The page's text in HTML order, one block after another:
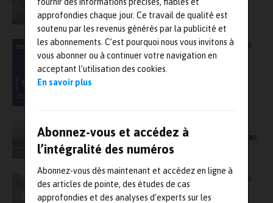
approfondies chaque jour. Ce travail de qualité est
soutenu par les revenus générés par la publicité et
les abonnements. C’est pourquoi nous vous invitons à
vous abonner ou à continuer votre navigation en
acceptant l’utilisation des cookies.
En savoir plus
Abonnez-vous et accédez à
l’intégralité des numéros
Abonnez-vous dès maintenant et accédez en ligne à
des articles de pointe, des études de cas
approfondies et des analyses d’experts sur les
Systus, le logiciel de simulation par éléments
finis développé par Framatome, s’ouvre à
toutes les industries
Siemens renforce son leadership dans le
domaine des logiciels industriels et de l’IA avec
l’acquisition d’Altair Engineering
Le groupe 6Napse investit dans une chambre
CRBM pour ses essais CEM